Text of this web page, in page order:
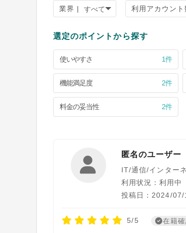
業界 | 利用アカウン
選定のポイントから探す
使いやすさ 1件
機能満足度 2件
料金の妥当性 2件
匿名のユーザー
IT/通信/インター
利用状況：利用中
投稿日：2024/07/
5/5 在籍